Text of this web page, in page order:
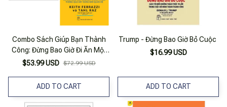
Combo Sách Giúp Bạn Thành
Công: Đừng Bao Giờ Đi Ăn Một
Mình + Tư Duy Nhanh Và Chậm
$53.99 USD $72.99 USD
ADD TO CART
Trump - Đừng Bao Giờ Bỏ Cuộc
$16.99 USD
ADD TO CART